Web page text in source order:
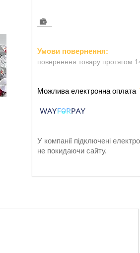
повернення товару протягом
У компанії підключені
не покидаючи сайту.